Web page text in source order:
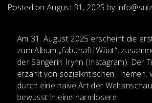
Posted onAugust 31, 2025 by
Am 31. August 2025 erscheint die
zum Album „fabuhafti Wäut“,
der Sängerin Irynn (Instagram). Der
erzählt von sozialkritischen Themen,
durch eine naive Art der
bewusst in eine harmlosere